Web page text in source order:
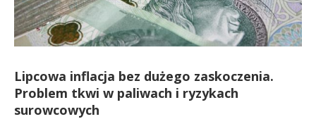
Lipcowa inflacja bez dużego zaskoczenia.
Problem tkwi w paliwach i ryzykach
surowcowych